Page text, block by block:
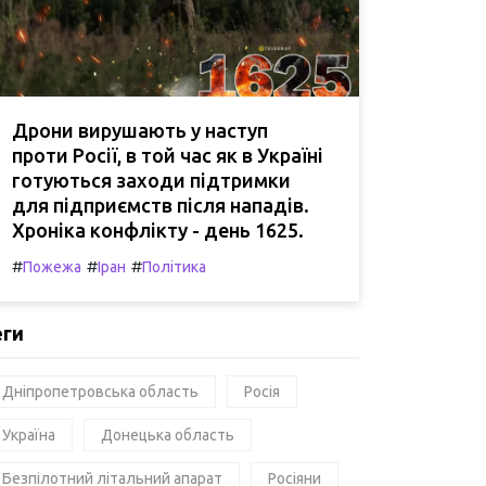
Дрони вирушають у наступ
проти Росії, в той час як в Україні
готуються заходи підтримки
для підприємств після нападів.
Хроніка конфлікту - день 1625.
#Пожежа #Іран #Політика
Дніпропетровська область Росія
Україна Донецька область
Безпілотний літальний апарат Росіяни